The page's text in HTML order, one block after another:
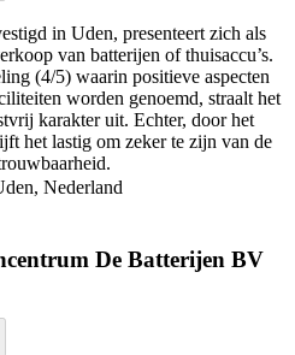
in Uden, presenteert zich als
van batterijen of thuisaccu’s.
(4/5) waarin positieve aspecten
worden genoemd, straalt het
karakter uit. Echter, door het
het lastig om zeker te zijn van de
Nederland
De Batterijen BV